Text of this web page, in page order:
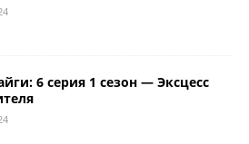
6 серия 1 сезон — Эксцесс